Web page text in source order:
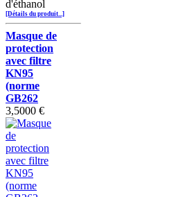
d'éthanol
[Détails du produit...]
Masque de
protection
avec filtre
KN95
(norme
GB262
3,5000 €